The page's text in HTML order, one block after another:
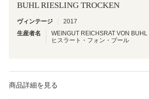
BUHL RIESLING TROCKEN
ヴィンテージ
2017
生産者名
WEINGUT REICHSRAT VON
ヒスラート・フォン・ブール
商品詳細を見る